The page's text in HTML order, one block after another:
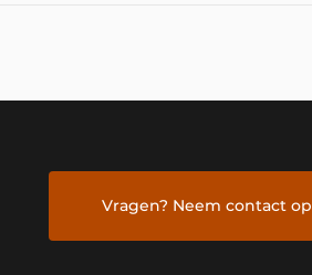
Vragen? Neem contact op